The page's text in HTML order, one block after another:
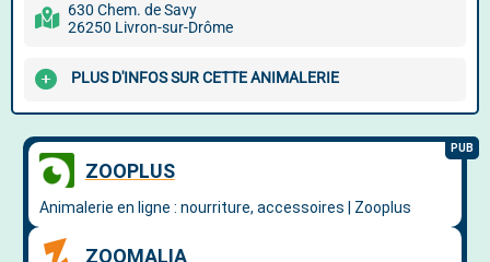
630 Chem. de Savy
26250 Livron-sur-Drôme
PLUS D'INFOS SUR CETTE ANIMALERIE